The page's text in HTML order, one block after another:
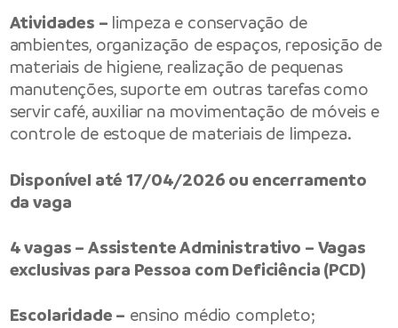
Atividades – limpeza e conservação de
ambientes, organização de espaços, reposição de
materiais de higiene, realização de pequenas
manutenções, suporte em outras tarefas como
servir café, auxiliar na movimentação de móveis e
controle de estoque de materiais de limpeza.
Disponível até 17/04/2026 ou encerramento
da vaga
4 vagas – Assistente Administrativo – Vagas
exclusivas para Pessoa com Deficiência (PCD)
Escolaridade – ensino médio completo;